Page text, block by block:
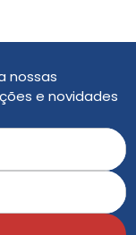
nossas
e novidades